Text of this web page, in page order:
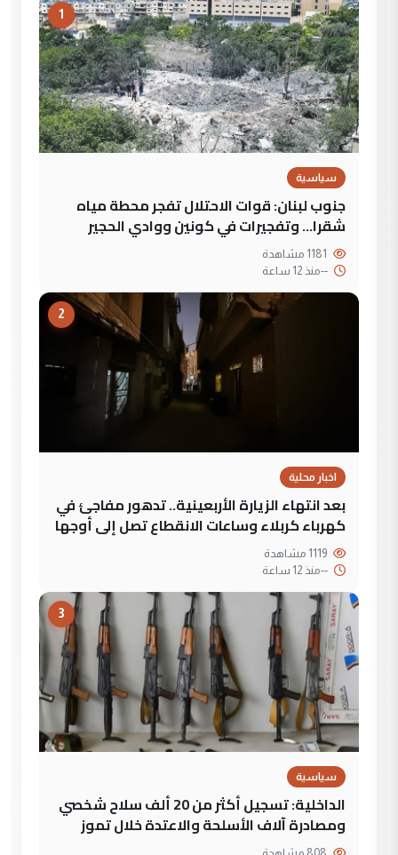
1
سياسية
جنوب لبنان: قوات الاحتلال تفجر محطة مياه
شقرا… وتفجيرات في كونين ووادي الحجير
--منذ 12 ساعة
2
اخبار محلية
بعد انتهاء الزيارة الأربعينية.. تدهور مفاجئ في
كهرباء كربلاء وساعات الانقطاع تصل إلى أوجها
--منذ 12 ساعة
3
سياسية
الداخلية: تسجيل أكثر من 20 ألف سلاح شخصي
ومصادرة آلاف الأسلحة والاعتدة خلال تموز